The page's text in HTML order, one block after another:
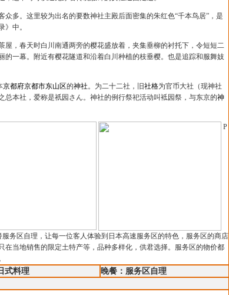
众多。这里较为出名的要数神社主殿后面密集的朱红色“千本鸟居”，是
中。
屋，春天时白川南通两旁的樱花盛放着，夹集垂柳的衬托下，令短短二
一幕。附近有樱花隧道和沿着白川种植的枝垂樱。也是追踪和服舞妓
京都府京都市东山区的神社。 为二十二社，旧社格为官币大社（现神社
本社，爱称是祇园さん。 神社的例行祭祀活动叫袛园祭，与东京的神
P
服务区自理，让每一位客人体验到日本高速服务区的特色，服务区的商店
在当地销售的限定土特产等，品种多样化，供君选择。服务区的物价都
式料理
晚餐：服务区自理